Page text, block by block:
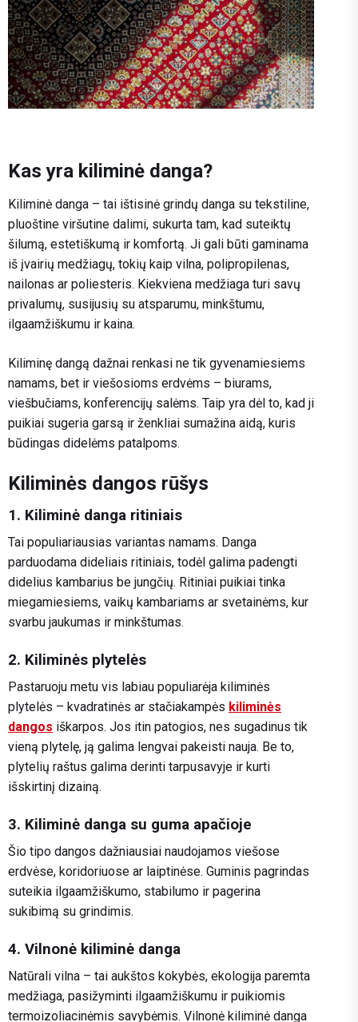
Kas yra kiliminė danga?
Kiliminė danga – tai ištisinė grindų danga su tekstiline,
pluoštine viršutine dalimi, sukurta tam, kad suteiktų
šilumą, estetiškumą ir komfortą. Ji gali būti gaminama
iš įvairių medžiagų, tokių kaip vilna, polipropilenas,
nailonas ar poliesteris. Kiekviena medžiaga turi savų
privalumų, susijusių su atsparumu, minkštumu,
ilgaamžiškumu ir kaina.
Kiliminę dangą dažnai renkasi ne tik gyvenamiesiems
namams, bet ir viešosioms erdvėms – biurams,
viešbučiams, konferencijų salėms. Taip yra dėl to, kad ji
puikiai sugeria garsą ir ženkliai sumažina aidą, kuris
būdingas didelėms patalpoms.
Kiliminės dangos rūšys
1. Kiliminė danga ritiniais
Tai populiariausias variantas namams. Danga
parduodama dideliais ritiniais, todėl galima padengti
didelius kambarius be jungčių. Ritiniai puikiai tinka
miegamiesiems, vaikų kambariams ar svetainėms, kur
svarbu jaukumas ir minkštumas.
2. Kiliminės plytelės
Pastaruoju metu vis labiau populiarėja kiliminės
plytelės – kvadratinės ar stačiakampės kiliminės
dangos iškarpos. Jos itin patogios, nes sugadinus tik
vieną plytelę, ją galima lengvai pakeisti nauja. Be to,
plytelių raštus galima derinti tarpusavyje ir kurti
išskirtinį dizainą.
3. Kiliminė danga su guma apačioje
Šio tipo dangos dažniausiai naudojamos viešose
erdvėse, koridoriuose ar laiptinėse. Guminis pagrindas
suteikia ilgaamžiškumo, stabilumo ir pagerina
sukibimą su grindimis.
4. Vilnonė kiliminė danga
Natūrali vilna – tai aukštos kokybės, ekologija paremta
medžiaga, pasižyminti ilgaamžiškumu ir puikiomis
termoizoliacinėmis savybėmis. Vilnonė kiliminė danga